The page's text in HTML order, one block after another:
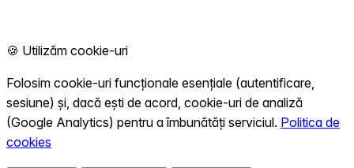
🍪 Utilizăm cookie-uri
Folosim cookie-uri funcționale esențiale (autentificare,
sesiune) și, dacă ești de acord, cookie-uri de analiză
(Google Analytics) pentru a îmbunătăți serviciul. Politica de
cookies